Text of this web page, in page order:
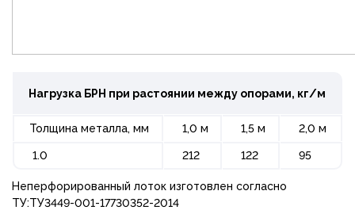
Нагрузка БРН при растоянии между опорами, кг/м
Толщина металла, мм 1,0 м 1,5 м 2,0 м
1.0 212 122 95
Неперфорированный лоток изготовлен согласно
ТУ:ТУ3449-001-17730352-2014